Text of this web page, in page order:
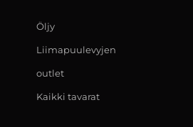
Öljy
Liimapuulevyjen
outlet
Kaikki tavarat